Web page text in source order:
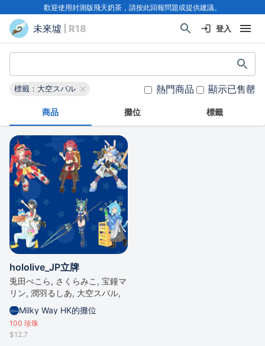
歡迎使用封測版飛天奶茶，請按此回報問題或提供建議。
未來墟 | R18 登入
標籤：大空スバル 熱門商品 顯示已售罄
商品 攤位 標籤
hololive_JP立牌
兎田ぺこら, さくらみこ, 宝鐘マ
リン, 潤羽るしあ, 大空スバル,
雪花ラミィ
Milky Way HK的攤位
100 珍珠
$12.7